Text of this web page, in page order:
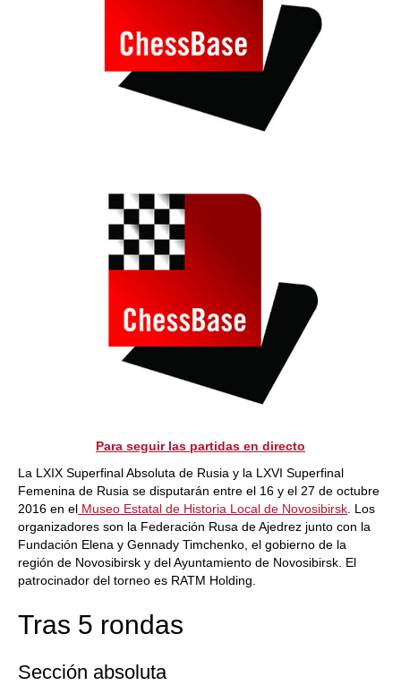
Para seguir las partidas en directo
La LXIX Superfinal Absoluta de Rusia y la LXVI Superfinal
Femenina de Rusia se disputarán entre el 16 y el 27 de octubre
2016 en el Museo Estatal de Historia Local de Novosibirsk . Los
organizadores son la Federación Rusa de Ajedrez junto con la
Fundación Elena y Gennady Timchenko, el gobierno de la
región de Novosibirsk y del Ayuntamiento de Novosibirsk. El
patrocinador del torneo es RATM Holding.
Tras 5 rondas
Sección absoluta